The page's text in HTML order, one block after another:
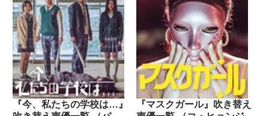
『今、私たちの学校は…』
『マスクガール』吹き替え